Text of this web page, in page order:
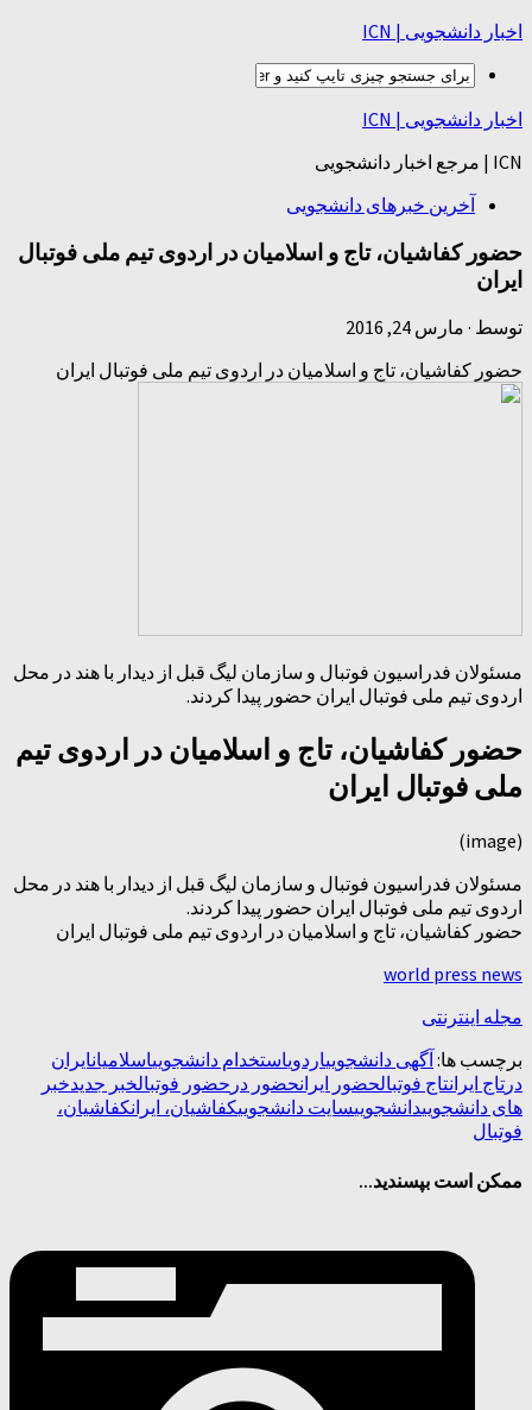
اخبار دانشجویی | ICN
اخبار دانشجویی | ICN
ICN | مرجع اخبار دانشجویی
آخرین خبرهای دانشجویی
حضور کفاشیان، تاج و اسلامیان در اردوی تیم ملی فوتبال
ایران
توسط · مارس 24, 2016
حضور کفاشیان، تاج و اسلامیان در اردوی تیم ملی فوتبال ایران
مسئولان فدراسیون فوتبال و سازمان لیگ قبل از دیدار با هند در محل
اردوی تیم ملی فوتبال ایران حضور پیدا کردند.
حضور کفاشیان، تاج و اسلامیان در اردوی تیم
ملی فوتبال ایران
(image)
مسئولان فدراسیون فوتبال و سازمان لیگ قبل از دیدار با هند در محل
اردوی تیم ملی فوتبال ایران حضور پیدا کردند.
حضور کفاشیان، تاج و اسلامیان در اردوی تیم ملی فوتبال ایران
world press news
مجله اینترنتی
برچسب ها: آگهی دانشجوییاردویاستخدام دانشجوییاسلامیانایران
در تاج ایرانتاج فوتبالحضور ایرانحضور در حضور فوتبالخبر جدیدخبر
های دانشجوییدانشجوییسایت دانشجوییکفاشیان، ایرانکفاشیان،
فوتبال
ممکن است بپسندید...